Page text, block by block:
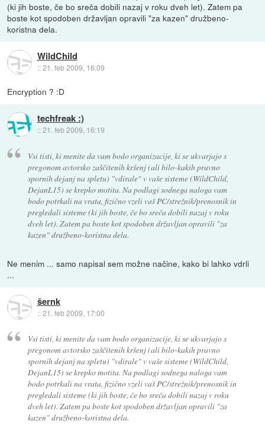
(ki jih boste, če bo sreča dobili nazaj v roku dveh let). Zatem pa
boste kot spodoben državljan opravili "za kazen" družbeno-
koristna dela.
WildChild
::21. feb 2009, 16:09
Encryption ? :D
techfreak :)
::21. feb 2009, 16:19
Vsi tisti, ki menite da vam bodo organizacije, ki se ukvarjajo s
pregonom avtorsko zaščitenih kršenj (ali bilo-kakih pravno
spornih dejanj na spletu) "vdirale" v vaše sisteme (WildChild,
DejanL15) se krepko motita. Na podlagi sodnega naloga vam
bodo potrkali na vrata, fizično vzeli vaš PC/strežnik/prenosnik in
pregledali sisteme (ki jih boste, če bo sreča dobili nazaj v roku
dveh let). Zatem pa boste kot spodoben državljan opravili "za
kazen" družbeno-koristna dela.
Ne menim ... samo napisal sem možne načine, kako bi lahko vdrli
...
šernk
::21. feb 2009, 17:00
Vsi tisti, ki menite da vam bodo organizacije, ki se ukvarjajo s
pregonom avtorsko zaščitenih kršenj (ali bilo-kakih pravno
spornih dejanj na spletu) "vdirale" v vaše sisteme (WildChild,
DejanL15) se krepko motita. Na podlagi sodnega naloga vam
bodo potrkali na vrata, fizično vzeli vaš PC/strežnik/prenosnik in
pregledali sisteme (ki jih boste, če bo sreča dobili nazaj v roku
dveh let). Zatem pa boste kot spodoben državljan opravili "za
kazen" družbeno-koristna dela.